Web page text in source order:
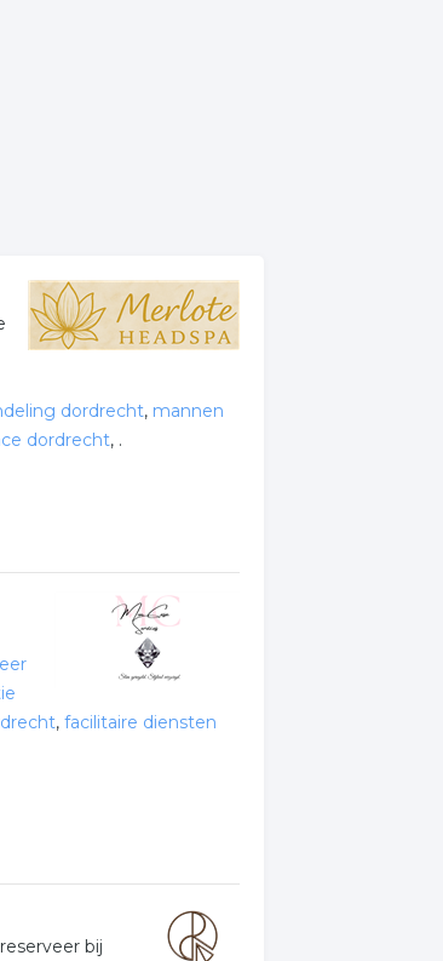
dordrecht, mannen
dordrecht, .
, facilitaire diensten
bij